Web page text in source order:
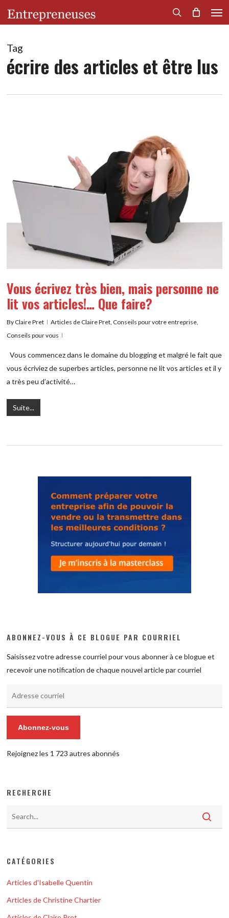
content
search
Tag
écrire des articles et être lus
Vous écrivez très bien, mais personne ne
lit vos articles!… Que faire?
By Claire Pret Articles de Claire Pret, Conseils pour votre entreprise,
Conseils pour vous
Vous commencez dans le domaine du blogging et malgré le fait que
vous écriviez de superbes articles, personne ne lit vos articles et il y
a très peu d’activité…
Suite...
ABONNEZ-VOUS À CE BLOGUE PAR COURRIEL
Saisissez votre adresse courriel pour vous abonner à ce blogue et
recevoir une notification de chaque nouvel article par courriel
Abonnez-vous
Rejoignez les 1 723 autres abonnés
RECHERCHE
CATÉGORIES
Articles d'Isabelle Quentin
Articles de Christine Chartier